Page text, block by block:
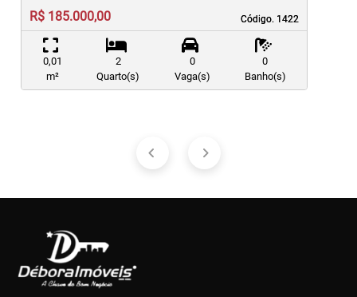
Código. 1422
Código. 1422
R$ 185.000,00
0,01
m²
2
Quarto(s)
0
Vaga(s)
0
Banho(s)